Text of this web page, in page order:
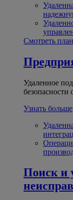
Смотреть
Удаленное
безопасности
Узнать больше
Поиск и